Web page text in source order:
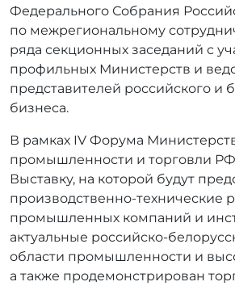
Федерального Собрания
по межрегиональному
ряда секционных заседаний с
профильных Министерств и
представителей российского и
бизнеса.
В рамках IV Форума
промышленности и торговли РФ
Выставку, на которой будут
производственно-технические
промышленных компаний и
актуальные российско-
области промышленности и
а также продемонстрирован